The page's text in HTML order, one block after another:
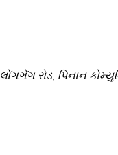
રોડ, પિનાન